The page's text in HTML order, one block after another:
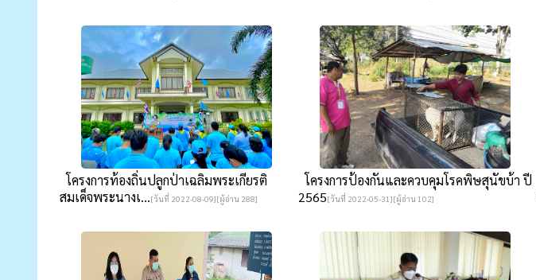
โครงการท้องถิ่นปลูกป่าเฉลิมพระเกียรติ
สมเด็จพระนางเ...[วันที่ 2022-08-09][ผู้อ่าน 288]
โครงการป้องกันและควบคุมโรคพิษสุนัขบ้า ปี
2565[วันที่ 2022-05-31][ผู้อ่าน 102]